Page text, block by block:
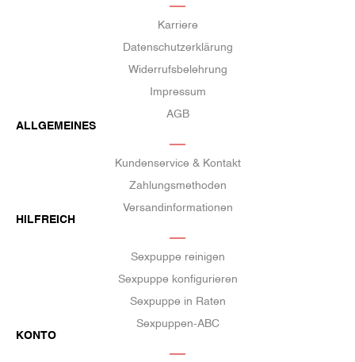
Karriere
Datenschutzerklärung
Widerrufsbelehrung
Impressum
AGB
ALLGEMEINES
Kundenservice & Kontakt
Zahlungsmethoden
Versandinformationen
HILFREICH
Sexpuppe reinigen
Sexpuppe konfigurieren
Sexpuppe in Raten
Sexpuppen-ABC
KONTO